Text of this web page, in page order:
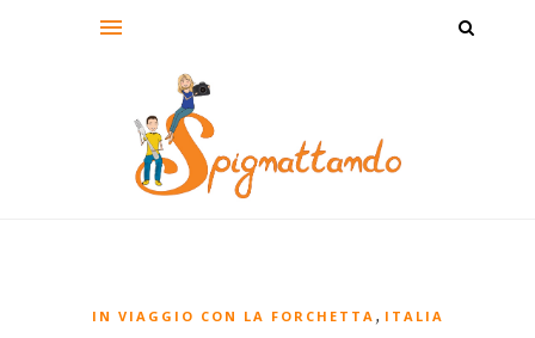
IN VIAGGIO CON LA FORCHETTA , ITALIA